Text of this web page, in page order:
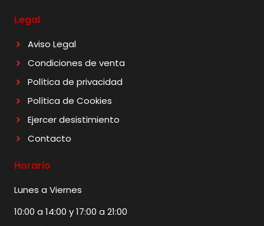
Legal
Aviso Legal
Condiciones de venta
Política de privacidad
Política de Cookies
Ejercer desistimiento
Contacto
Horario
Lunes a Viernes
10:00 a 14:00 y 17:00 a 21:00